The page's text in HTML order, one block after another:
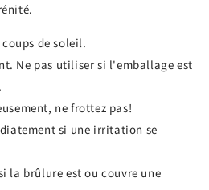
de soleil.
Ne pas utiliser si l'emballage est
ne frottez pas!
si une irritation se
la brûlure est ou couvre une